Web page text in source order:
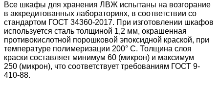
Все шкафы для хранения ЛВЖ испытаны на возгорание
в аккредитованных лабораториях, в соответствии со
стандартом ГОСТ 34360-2017. При изготовлении шкафов
используется сталь толщиной 1,2 мм, окрашенная
противокислотной порошковой эпоксидной краской, при
температуре полимеризации 200° C. Толщина слоя
краски составляет минимум 60 (микрон) и максимум
250 (микрон), что соответствует требованиям ГОСТ 9-
410-88.